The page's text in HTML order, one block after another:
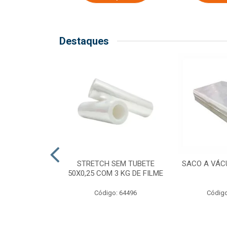
Destaques
STRETCH SEM TUBETE
50X0,25 COM 3 KG DE FILME
Código: 64496
SACO A